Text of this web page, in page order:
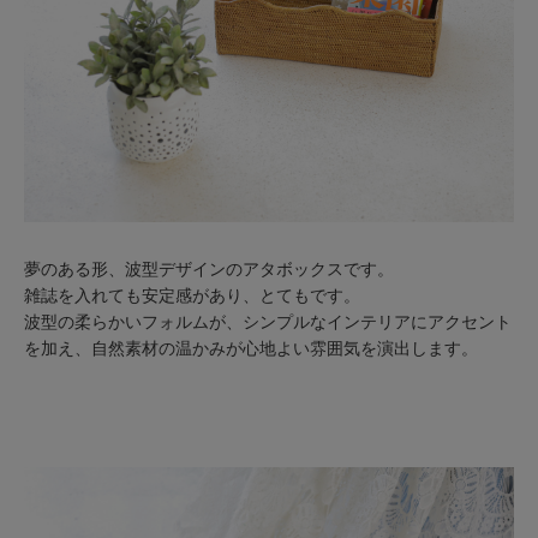
夢のある形、波型デザインのアタボックスです。
雑誌を入れても安定感があり、とてもです。
波型の柔らかいフォルムが、シンプルなインテリアにアクセント
を加え、自然素材の温かみが心地よい雰囲気を演出します。